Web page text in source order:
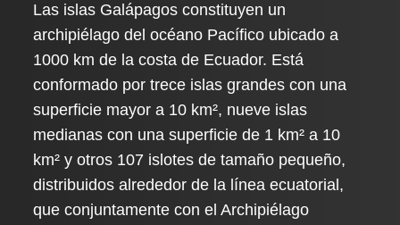
Las islas Galápagos constituyen un
archipiélago del océano Pacífico ubicado a
1000 km de la costa de Ecuador. Está
conformado por trece islas grandes con una
superficie mayor a 10 km², nueve islas
medianas con una superficie de 1 km² a 10
km² y otros 107 islotes de tamaño pequeño,
distribuidos alrededor de la línea ecuatorial,
que conjuntamente con el Archipiélago